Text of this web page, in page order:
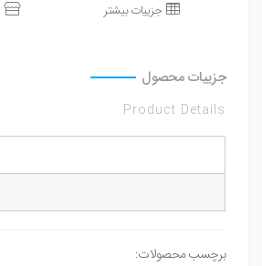
جزییات بیشتر
جزییات محصول
Product Details
برچسب محصولات: